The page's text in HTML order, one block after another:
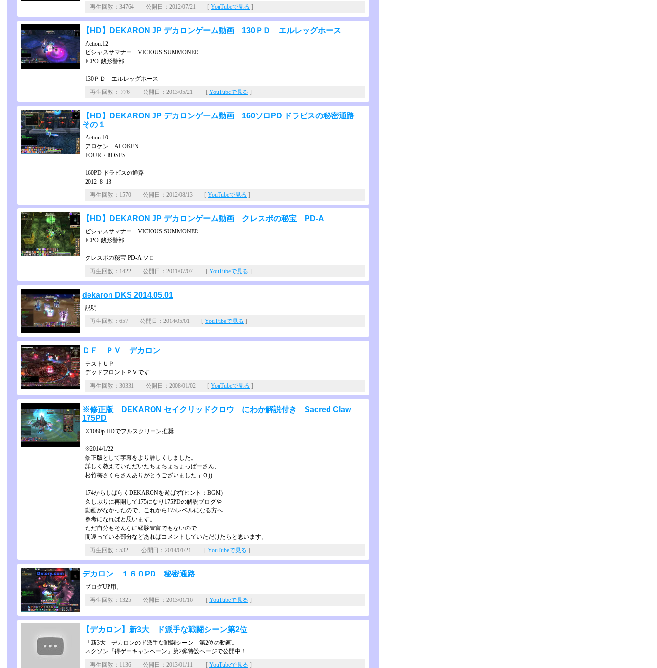
再生回数：34764 公開日：2012/07/21 [ YouTubeで見る ]
【HD】DEKARON JP デカロンゲーム動画 130ＰＤ エルレッグホース
Action.12
ビシャスサマナー VICIOUS SUMMONER
ICPO-銭形警部
130ＰＤ エルレッグホース
再生回数： 776 公開日：2013/05/21 [ YouTubeで見る ]
【HD】DEKARON JP デカロンゲーム動画 160ソロPD ドラビスの秘密通路
その１
Action.10
アロケン ALOKEN
FOUR・ROSES
160PD ドラビスの通路
2012_8_13
再生回数：1570 公開日：2012/08/13 [ YouTubeで見る ]
【HD】DEKARON JP デカロンゲーム動画 クレスポの秘宝 PD-A
ビシャスサマナー VICIOUS SUMMONER
ICPO-銭形警部
クレスポの秘宝 PD-A ソロ
再生回数：1422 公開日：2011/07/07 [ YouTubeで見る ]
dekaron DKS 2014.05.01
説明
再生回数：657 公開日：2014/05/01 [ YouTubeで見る ]
ＤＦ ＰＶ デカロン
テストＵＰ
デッドフロントＰＶです
再生回数：30331 公開日：2008/01/02 [ YouTubeで見る ]
※修正版 DEKARON セイクリッドクロウ にわか解説付き Sacred Claw
175PD
※1080p HDでフルスクリーン推奨
※2014/1/22
修正版として字幕をより詳しくしました。
詳しく教えていただいたちょちょちょっぱーさん、
松竹梅さくらさんありがとうございました┏Ｏ))
174からしばらくDEKARONを遊ばず(ヒント：BGM)
久しぶりに再開して175になり175PDの解説ブログや
動画がなかったので、これから175レベルになる方へ
参考になればと思います。
ただ自分もそんなに経験豊富でもないので
間違っている部分などあればコメントしていただけたらと思います。
再生回数：532 公開日：2014/01/21 [ YouTubeで見る ]
デカロン １６０PD 秘密通路
ブログUP用。
再生回数：1325 公開日：2013/01/16 [ YouTubeで見る ]
【デカロン】新3大 ド派手な戦闘シーン第2位
「新3大 デカロンのド派手な戦闘シーン」第2位の動画。
ネクソン『得ゲーキャンペーン』第2弾特設ページで公開中！
再生回数：1136 公開日：2013/01/11 [ YouTubeで見る ]